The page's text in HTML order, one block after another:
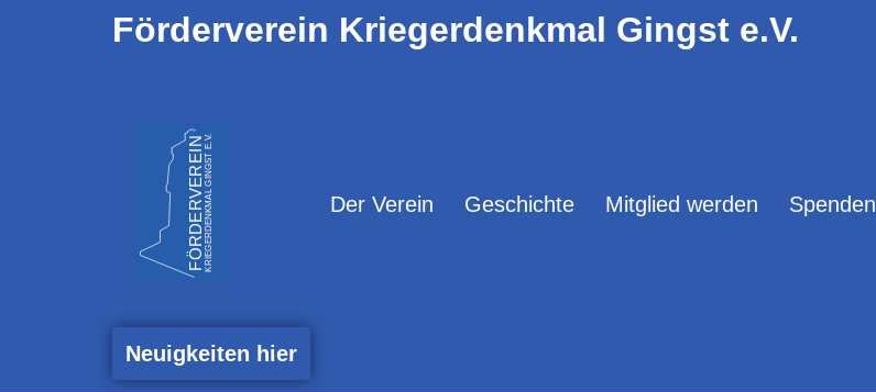
Förderverein Kriegerdenkmal Gingst e.V.
Der Verein Geschichte Mitglied werden Spenden
Neuigkeiten hier